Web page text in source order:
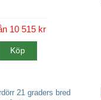
10 515 kr
Köp